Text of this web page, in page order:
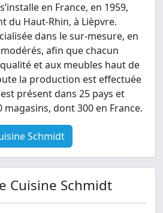
en France, en 1959,
du Haut-Rhin, à Lièpvre.
dans le sur-mesure, en
afin que chacun
et aux meubles haut de
la production est effectuée
présent dans 25 pays et
dont 300 en France.
Schmidt
Cuisine Schmidt